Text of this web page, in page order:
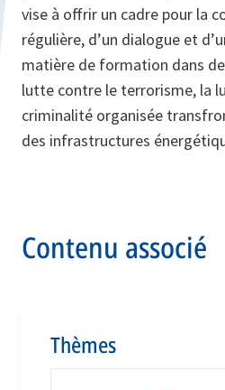
vise à offrir un cadre pour la
régulière, d’un dialogue et
matière de formation dans
lutte contre le terrorisme, la
criminalité organisée
des infrastructures
Contenu associé
Thèmes